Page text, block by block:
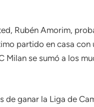
Rubén Amorim,
partido en casa
Milan se sumó a los
de ganar la Liga de